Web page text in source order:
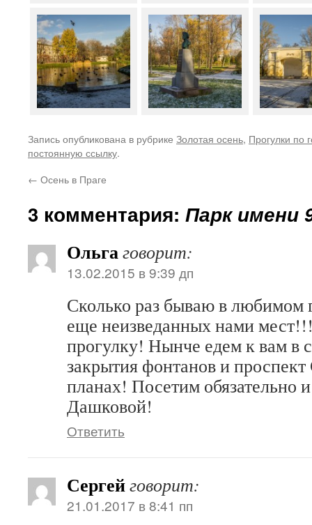
Запись опубликована в рубрике Золотая осень, Прогулки по
постоянную ссылку.
← Осень в Праге
3 комментария: Парк имени
Ольгаговорит:
13.02.2015 в 9:39 дп
Сколько раз бываю в любимом
еще неизведанных нами
прогулку! Нынче едем к вам в
закрытия фонтанов и
планах! Посетим обязательно
Дашковой!
Ответить
Сергейговорит:
21.01.2017 в 8:41 пп